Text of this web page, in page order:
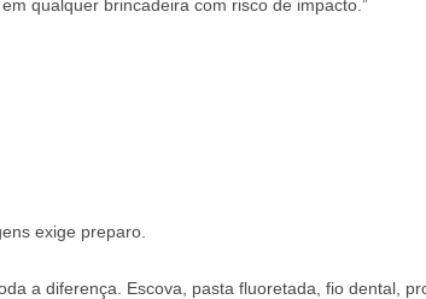
qualquer brincadeira com risco de impacto.”
exige preparo.
a diferença. Escova, pasta fluoretada, fio dental,